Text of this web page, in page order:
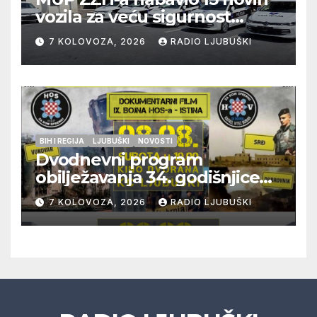
vozila za veću sigurnost
građana i učinkovitiji rad
policije
7 KOLOVOZA, 2026 RADIO LJUBUŠKI
BIH I REGIJA LJUBUŠKI NOVOSTI
Dvodnevni program
obilježavanja 34. godišnjice
pogibije generala Blaža
Kraljevića i osmorice
pripadnika HOS-a
7 KOLOVOZA, 2026 RADIO LJUBUŠKI